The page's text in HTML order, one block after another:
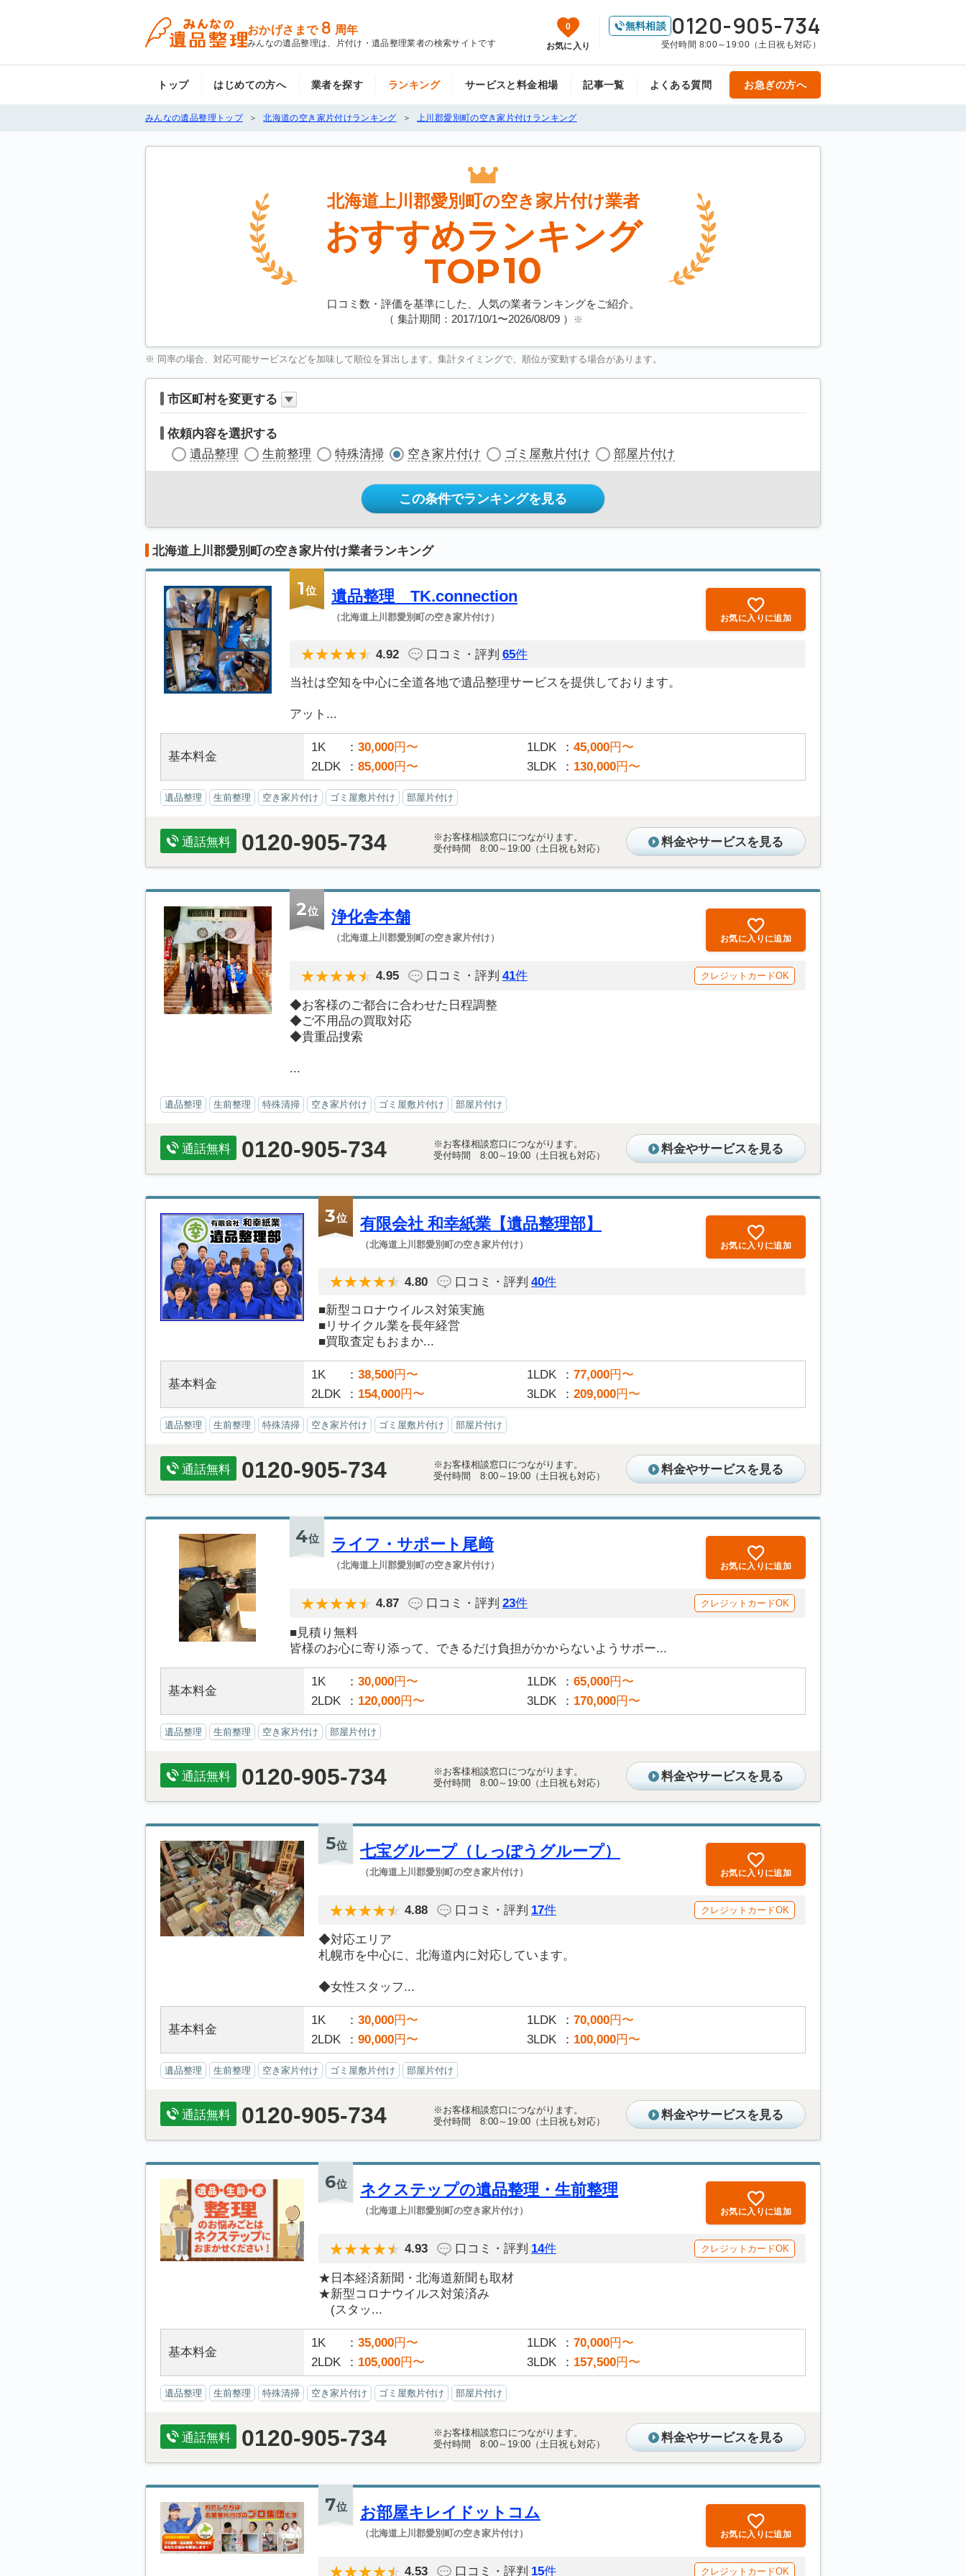
おかげさまで 8 周年
みんなの遺品整理は、片付け・遺品整理業者の検索サイトです
0
お気に入り
無料相談 0120-905-734
受付時間 8:00～19:00（土日祝も対応）
トップ はじめての方へ 業者を探す ランキング サービスと料金相場 記事一覧 よくある質問 お急ぎの方へ
みんなの遺品整理トップ 北海道の空き家片付けランキング 上川郡愛別町の空き家片付けランキング
北海道上川郡愛別町の空き家片付け業者
おすすめランキング
TOP10
口コミ数・評価を基準にした、人気の業者ランキングをご紹介。
（ 集計期間：2017/10/1〜2026/08/09） ※
※ 同率の場合、対応可能サービスなどを加味して順位を算出します。集計タイミングで、順位が変動する場合があります。
市区町村を変更する
依頼内容を選択する
遺品整理
生前整理 特殊清掃 空き家片付け ゴミ屋敷片付け 部屋片付け
この条件でランキングを見る
北海道上川郡愛別町の空き家片付け業者ランキング
1位 遺品整理 TK.connection
（北海道上川郡愛別町の空き家片付け） お気に入りに追加
4.92 口コミ・評判 65件
当社は空知を中心に全道各地で遺品整理サービスを提供しております。
アット...
基本料金
1K 30,000円〜 1LDK 45,000円〜
2LDK
85,000円〜 3LDK 130,000円〜
遺品整理 生前整理 空き家片付け ゴミ屋敷片付け 部屋片付け
通話無料 0120-905-734
※お客様相談窓口につながります。
受付時間 8:00～19:00（土日祝も対応）
料金やサービスを見る
2位 浄化舎本舗
（北海道上川郡愛別町の空き家片付け） お気に入りに追加
4.95 口コミ・評判 41件 クレジットカードOK
◆お客様のご都合に合わせた日程調整
◆ご不用品の買取対応
◆貴重品捜索
...
遺品整理 生前整理 特殊清掃 空き家片付け ゴミ屋敷片付け 部屋片付け
通話無料 0120-905-734
※お客様相談窓口につながります。
受付時間 8:00～19:00（土日祝も対応）
料金やサービスを見る
3位 有限会社 和幸紙業【遺品整理部】
（北海道上川郡愛別町の空き家片付け） お気に入りに追加
4.80 口コミ・評判 40件
■新型コロナウイルス対策実施
■リサイクル業を長年経営
■買取査定もおまか...
基本料金
1K 38,500円〜 1LDK 77,000円〜
2LDK
154,000円〜 3LDK 209,000円〜
遺品整理 生前整理 特殊清掃 空き家片付け ゴミ屋敷片付け 部屋片付け
通話無料 0120-905-734
※お客様相談窓口につながります。
受付時間 8:00～19:00（土日祝も対応）
料金やサービスを見る
4位 ライフ・サポート尾﨑
（北海道上川郡愛別町の空き家片付け） お気に入りに追加
4.87 口コミ・評判 23件 クレジットカードOK
■見積り無料
皆様のお心に寄り添って、できるだけ負担がかからないようサポー...
基本料金
1K 30,000円〜 1LDK 65,000円〜
2LDK
120,000円〜 3LDK 170,000円〜
遺品整理 生前整理 空き家片付け 部屋片付け
通話無料 0120-905-734
※お客様相談窓口につながります。
受付時間 8:00～19:00（土日祝も対応）
料金やサービスを見る
5位 七宝グループ（しっぽうグループ）
（北海道上川郡愛別町の空き家片付け） お気に入りに追加
4.88 口コミ・評判 17件 クレジットカードOK
◆対応エリア
札幌市を中心に、北海道内に対応しています。
◆女性スタッフ...
基本料金
1K 30,000円〜 1LDK 70,000円〜
2LDK
90,000円〜 3LDK 100,000円〜
遺品整理 生前整理 空き家片付け ゴミ屋敷片付け 部屋片付け
通話無料 0120-905-734
※お客様相談窓口につながります。
受付時間 8:00～19:00（土日祝も対応）
料金やサービスを見る
6位 ネクステップの遺品整理・生前整理
（北海道上川郡愛別町の空き家片付け） お気に入りに追加
4.93 口コミ・評判 14件 クレジットカードOK
★日本経済新聞・北海道新聞も取材
★新型コロナウイルス対策済み
(スタッ...
基本料金
1K 35,000円〜 1LDK 70,000円〜
2LDK
105,000円〜 3LDK 157,500円〜
遺品整理 生前整理 特殊清掃 空き家片付け ゴミ屋敷片付け 部屋片付け
通話無料 0120-905-734
※お客様相談窓口につながります。
受付時間 8:00～19:00（土日祝も対応）
料金やサービスを見る
7位 お部屋キレイドットコム
（北海道上川郡愛別町の空き家片付け） お気に入りに追加
4.53 口コミ・評判 15件 クレジットカードOK